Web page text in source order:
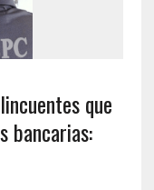
que
bancarias: